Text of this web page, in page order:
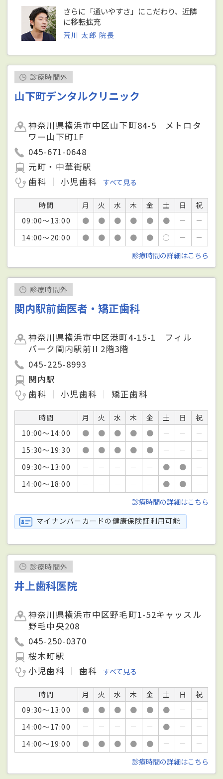
さらに「通いやすさ」にこだわり、近隣
に移転拡充
荒川 太郎 院長
診療時間外
山下町デンタルクリニック
神奈川県横浜市中区山下町84-5 メトロタ
ワー山下町1F
045-671-0648
元町・中華街駅
歯科
小児歯科 すべて見る
時間 月 火 水 木 金 土 日
祝
09:00～13:00
● ● ● ● ● ● －
－
14:00～20:00
● ● ● ● ● ○ －
－
診療時間の詳細はこちら
診療時間外
関内駅前歯医者・矯正歯科
神奈川県横浜市中区港町4-15-1 フィル
パーク関内駅前II 2階3階
045-225-8993
関内駅
歯科
小児歯科 矯正歯科
時間 月 火 水 木 金 土 日
祝
10:00～14:00
● ● ● ● ● － －
－
15:30～19:30
● ● ● ● ● － －
－
09:30～13:00
－ － － － － ● ●
－
14:00～18:00
－ － － － － ● ●
－
診療時間の詳細はこちら
マイナンバーカードの健康保険証利用可能
診療時間外
井上歯科医院
神奈川県横浜市中区野毛町1-52キャッスル
野毛中央208
045-250-0370
桜木町駅
小児歯科
歯科 すべて見る
時間 月 火 水 木 金 土 日
祝
09:30～13:00
● ● ● ● ● ● －
－
14:00～17:00
－ － － － － ● －
－
14:00～19:00
● ● ● ● ● － －
－
診療時間の詳細はこちら